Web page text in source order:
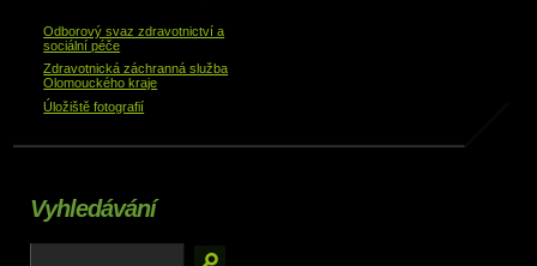
Odborový svaz zdravotnictví a
sociální péče
Zdravotnická záchranná služba
Olomouckého kraje
Úložiště fotografií
Vyhledávání